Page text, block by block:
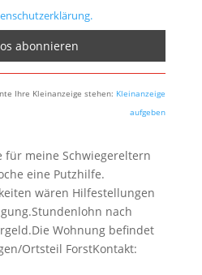
Ihre Kleinanzeige stehen: Kleinanzeige
aufgeben
für meine Schwiegereltern
eine Putzhilfe.
wären Hilfestellungen
nach
Wohnung befindet
Ortsteil ForstKontakt: